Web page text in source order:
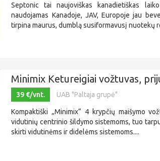
Septonic tai naujoviškas kanadietiškas
naudojamas Kanadoje, JAV, Europoje jau
tirpina maurus, dumblą susiformavusį nuotekų
Minimix Ketureigiai vožtuvas,
39 €/vnt. UAB "Paltaja grupė"
Kompaktiški „Minimix“ 4 krypčių maišymo
vidutinių centrinio šildymo sistemoms, tuo
skirti vidutinėms ir didelėms sistemoms....